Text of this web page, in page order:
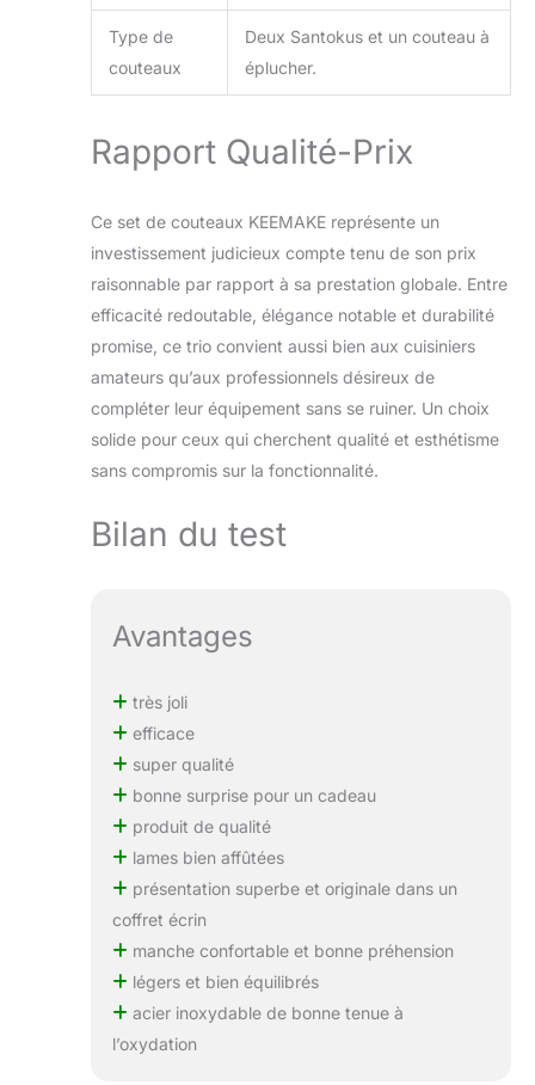
lame au laser donne
au couteau de chef
un aspect plus
CE N'EST PAS UN
COUTEAU DE
【Service Client et
Boîte d'emballage】
ACHETEZ SANS
RISQUE ! Ce set de
couteaux de cuisine
professionnel
service après-vente
chaleureux de 2
ans. De plus, il est
livré avec une belle
Type de
couteaux
Deux Santokus et un couteau à
éplucher.
Rapport Qualité-Prix
Ce set de couteaux KEEMAKE représente un
investissement judicieux compte tenu de son prix
raisonnable par rapport à sa prestation globale. Entre
efficacité redoutable, élégance notable et durabilité
promise, ce trio convient aussi bien aux cuisiniers
amateurs qu’aux professionnels désireux de
compléter leur équipement sans se ruiner. Un choix
solide pour ceux qui cherchent qualité et esthétisme
sans compromis sur la fonctionnalité.
Bilan du test
Avantages
très joli
efficace
super qualité
bonne surprise pour un cadeau
produit de qualité
lames bien affûtées
présentation superbe et originale dans un
coffret écrin
manche confortable et bonne préhension
légers et bien équilibrés
acier inoxydable de bonne tenue à
l’oxydation